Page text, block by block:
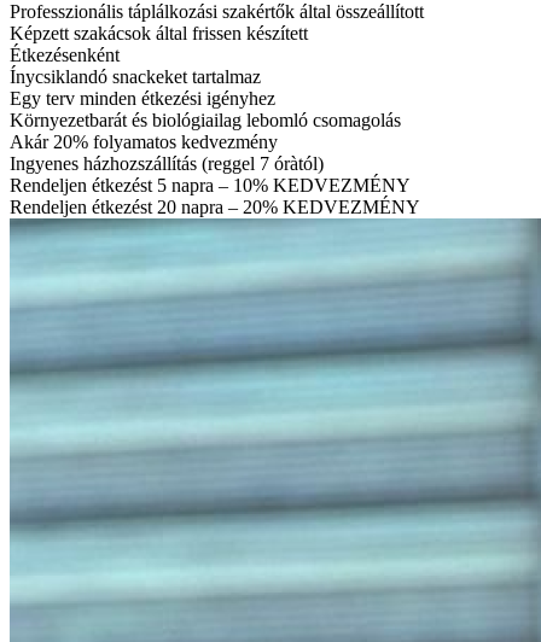
Professzionális táplálkozási szakértők által összeállított
Képzett szakácsok által frissen készített
Étkezésenként
Ínycsiklandó snackeket tartalmaz
Egy terv minden étkezési igényhez
Környezetbarát és biológiailag lebomló csomagolás
Akár 20% folyamatos kedvezmény
Ingyenes házhozszállítás (reggel 7 óràtól)
Rendeljen étkezést 5 napra – 10% KEDVEZMÉNY
Rendeljen étkezést 20 napra – 20% KEDVEZMÉNY